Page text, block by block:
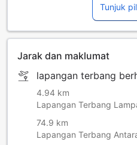
Tunjuk
Jarak dan maklumat
lapangan terbang
4.94 km
Lapangan Terbang
74.9 km
Lapangan Terbang